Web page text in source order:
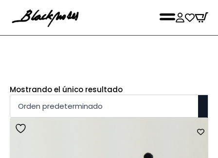
Mostrando el único resultado